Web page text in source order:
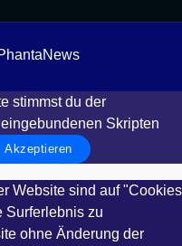
stimmst du der
Skripten
Akzeptieren
Website sind auf "Cookies
Surferlebnis zu
ohne Änderung der